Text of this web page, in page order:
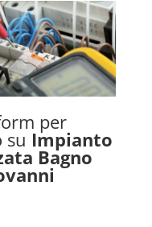
per
su Impianto
Bagno